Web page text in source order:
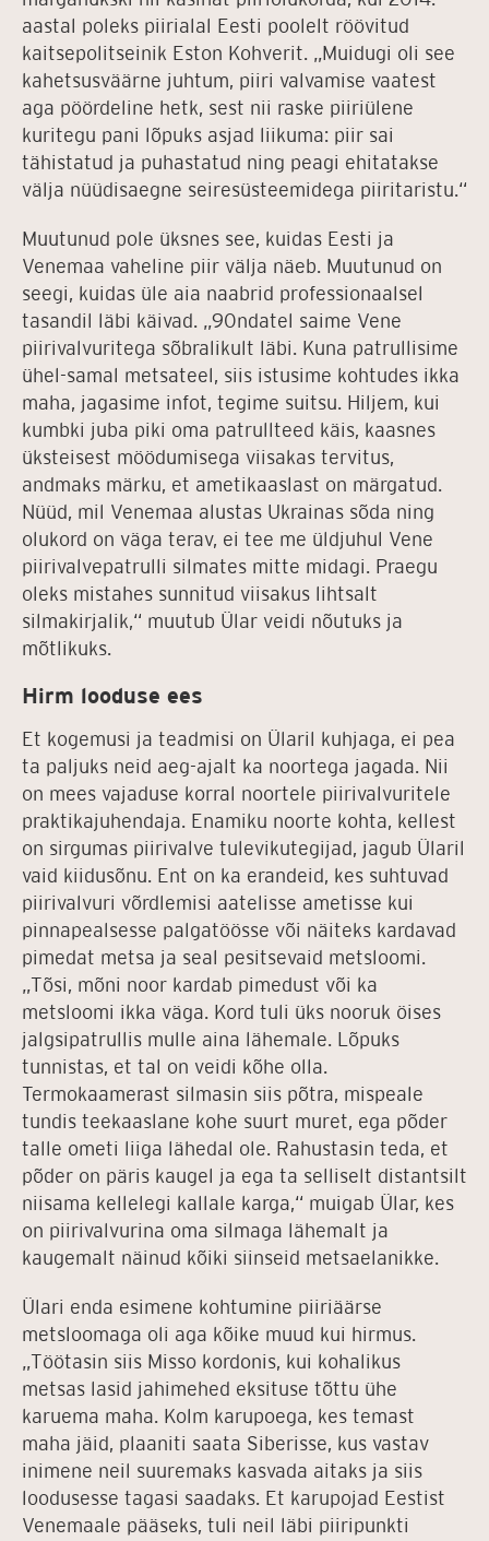
aastal poleks piirialal Eesti poolelt röövitud
kaitsepolitseinik Eston Kohverit. „Muidugi oli see
kahetsusväärne juhtum, piiri valvamise vaatest
aga pöördeline hetk, sest nii raske piiriülene
kuritegu pani lõpuks asjad liikuma: piir sai
tähistatud ja puhastatud ning peagi ehitatakse
välja nüüdisaegne seiresüsteemidega piiritaristu.“
Muutunud pole üksnes see, kuidas Eesti ja
Venemaa vaheline piir välja näeb. Muutunud on
seegi, kuidas üle aia naabrid professionaalsel
tasandil läbi käivad. „90ndatel saime Vene
piirivalvuritega sõbralikult läbi. Kuna patrullisime
ühel-samal metsateel, siis istusime kohtudes ikka
maha, jagasime infot, tegime suitsu. Hiljem, kui
kumbki juba piki oma patrullteed käis, kaasnes
üksteisest möödumisega viisakas tervitus,
andmaks märku, et ametikaaslast on märgatud.
Nüüd, mil Venemaa alustas Ukrainas sõda ning
olukord on väga terav, ei tee me üldjuhul Vene
piirivalvepatrulli silmates mitte midagi. Praegu
oleks mistahes sunnitud viisakus lihtsalt
silmakirjalik,“ muutub Ülar veidi nõutuks ja
mõtlikuks.
Hirm looduse ees
Et kogemusi ja teadmisi on Ülaril kuhjaga, ei pea
ta paljuks neid aeg-ajalt ka noortega jagada. Nii
on mees vajaduse korral noortele piirivalvuritele
praktikajuhendaja. Enamiku noorte kohta, kellest
on sirgumas piirivalve tulevikutegijad, jagub Ülaril
vaid kiidusõnu. Ent on ka erandeid, kes suhtuvad
piirivalvuri võrdlemisi aatelisse ametisse kui
pinnapealsesse palgatöösse või näiteks kardavad
pimedat metsa ja seal pesitsevaid metsloomi.
„Tõsi, mõni noor kardab pimedust või ka
metsloomi ikka väga. Kord tuli üks nooruk öises
jalgsipatrullis mulle aina lähemale. Lõpuks
tunnistas, et tal on veidi kõhe olla.
Termokaamerast silmasin siis põtra, mispeale
tundis teekaaslane kohe suurt muret, ega põder
talle ometi liiga lähedal ole. Rahustasin teda, et
põder on päris kaugel ja ega ta selliselt distantsilt
niisama kellelegi kallale karga,“ muigab Ülar, kes
on piirivalvurina oma silmaga lähemalt ja
kaugemalt näinud kõiki siinseid metsaelanikke.
Ülari enda esimene kohtumine piiriäärse
metsloomaga oli aga kõike muud kui hirmus.
„Töötasin siis Misso kordonis, kui kohalikus
metsas lasid jahimehed eksituse tõttu ühe
karuema maha. Kolm karupoega, kes temast
maha jäid, plaaniti saata Siberisse, kus vastav
inimene neil suuremaks kasvada aitaks ja siis
loodusesse tagasi saadaks. Et karupojad Eestist
Venemaale pääseks, tuli neil läbi piiripunkti